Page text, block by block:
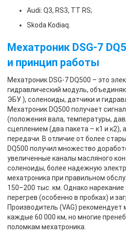
Audi: Q3, RS3, TT RS;
Skoda Kodiaq.
Мехатроник DSG-7
и принцип работы
Мехатроник DSG-7 DQ500 – это
гидравлический модуль,
ЭБУ ), соленоиды, датчики и
Мехатроник DQ500 получает
(положения вала, температуры,
сцеплением (два пакета – к1 и к2),
передачи. В отличие от более
DQ500 получил множество
увеличенные каналы масляного
соленоиды, более надежную
мехатроника при правильном
150–200 тыс. км. Однако
перегрев (особенно в пробках) и
Производитель (VAG)
каждые 60 000 км, но многие
поломкам мехатроника.